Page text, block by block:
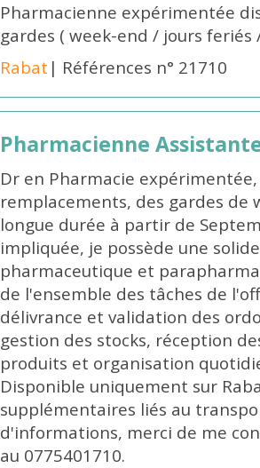
Pharmacienne expérimentée
gardes ( week-end / jours
Rabat | Références n° 21710
Pharmacienne
Dr en Pharmacie
remplacements, des gardes de
longue durée à partir de
impliquée, je possède une
pharmaceutique et
de l'ensemble des tâches de
délivrance et validation des
gestion des stocks, réception
produits et organisation
Disponible uniquement sur
supplémentaires liés au
d'informations, merci de me
au 0775401710.